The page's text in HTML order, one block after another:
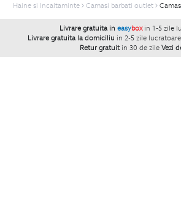
Haine si Incaltaminte Camasi barbati outlet
Livrare gratuita in easybox in 1-5 zile
Livrare gratuita la domiciliu in 2-5 zile
Retur gratuit in 30 de zile Vezi